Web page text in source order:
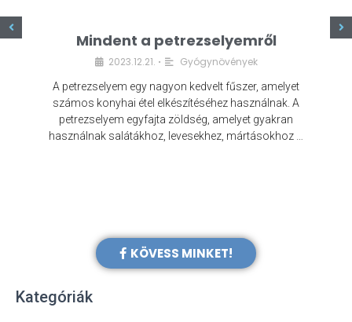
Mindent a petrezselyemről
2023.12.21. • Gyógynövények
A petrezselyem egy nagyon kedvelt fűszer, amelyet
számos konyhai étel elkészítéséhez használnak. A
petrezselyem egyfajta zöldség, amelyet gyakran
használnak salátákhoz, levesekhez, mártásokhoz …
KÖVESS MINKET!
Kategóriák